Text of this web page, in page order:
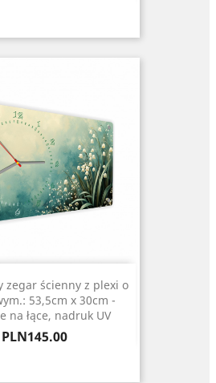
zegar ścienny z plexi o
53,5cm x 30cm -
na łące, nadruk UV
Price
PLN145.00